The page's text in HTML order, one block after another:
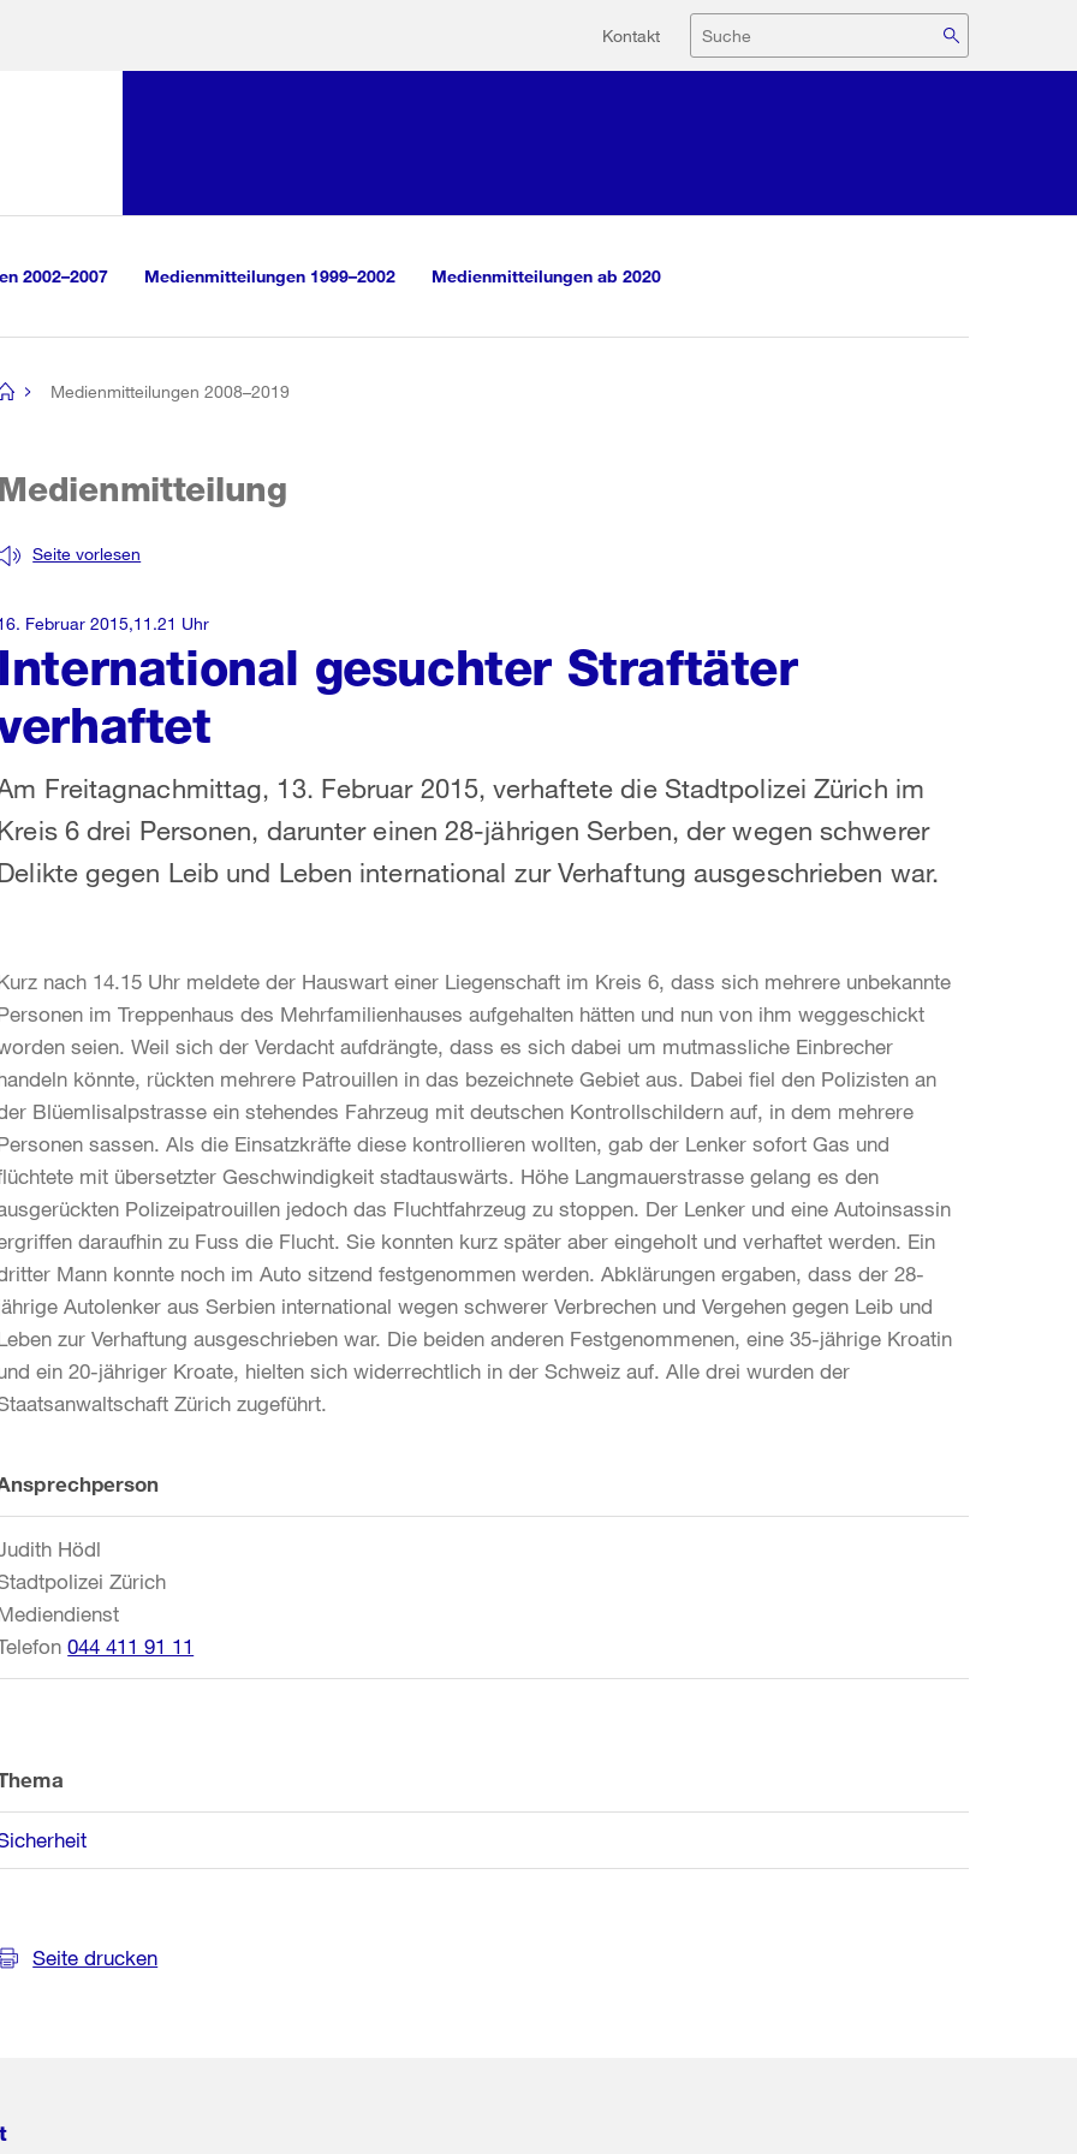
Hilfsnavigation
Kontakt Suche
2002–2007 Medienmitteilungen 1999–2002 Medienmitteilungen ab 2020
Medienmitteilungen 2008–2019
International gesuchter Straftäter
Seite vorlesen
Freitagnachmittag, 13. Februar 2015, verhaftete die Stadtpolizei Zürich im
6 drei Personen, darunter einen 28-jährigen Serben, der wegen schwerer
gegen Leib und Leben international zur Verhaftung ausgeschrieben war.
Februar 2015,11.21 Uhr
nach 14.15 Uhr meldete der Hauswart einer Liegenschaft im Kreis 6, dass sich mehrere unbekannte
im Treppenhaus des Mehrfamilienhauses aufgehalten hätten und nun von ihm weggeschickt
seien. Weil sich der Verdacht aufdrängte, dass es sich dabei um mutmassliche Einbrecher
könnte, rückten mehrere Patrouillen in das bezeichnete Gebiet aus. Dabei fiel den Polizisten an
Blüemlisalpstrasse ein stehendes Fahrzeug mit deutschen Kontrollschildern auf, in dem mehrere
sassen. Als die Einsatzkräfte diese kontrollieren wollten, gab der Lenker sofort Gas und
mit übersetzter Geschwindigkeit stadtauswärts. Höhe Langmauerstrasse gelang es den
Polizeipatrouillen jedoch das Fluchtfahrzeug zu stoppen. Der Lenker und eine Autoinsassin
daraufhin zu Fuss die Flucht. Sie konnten kurz später aber eingeholt und verhaftet werden. Ein
Mann konnte noch im Auto sitzend festgenommen werden. Abklärungen ergaben, dass der 28-
Autolenker aus Serbien international wegen schwerer Verbrechen und Vergehen gegen Leib und
zur Verhaftung ausgeschrieben war. Die beiden anderen Festgenommenen, eine 35-jährige Kroatin
ein 20-jähriger Kroate, hielten sich widerrechtlich in der Schweiz auf. Alle drei wurden der
Zürich zugeführt.
Hödl
Zürich
044 411 91 11
Seite drucken